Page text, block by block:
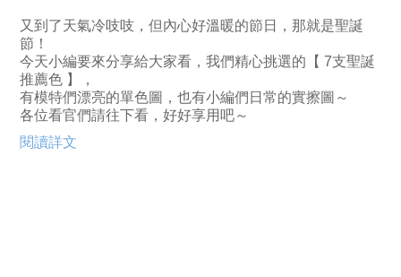
又到了天氣冷吱吱，但內心好溫暖的節日，那就是聖誕
節！
今天小編要來分享給大家看，我們精心挑選的【 7支聖誕
推薦色 】，
有模特們漂亮的單色圖，也有小編們日常的實擦圖～
各位看官們請往下看，好好享用吧～
閱讀詳文